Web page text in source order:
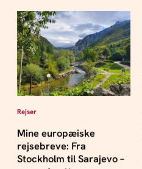
Rejser
Mine europæiske
rejsebreve: Fra
Stockholm til Sarajevo –